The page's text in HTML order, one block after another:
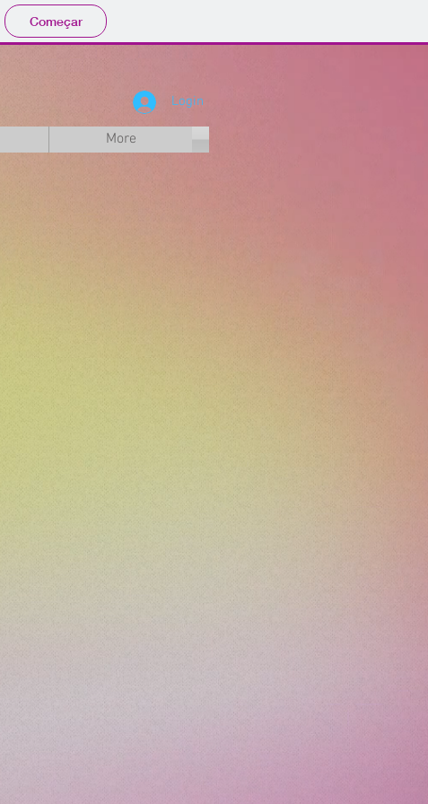
Começar
Login
More